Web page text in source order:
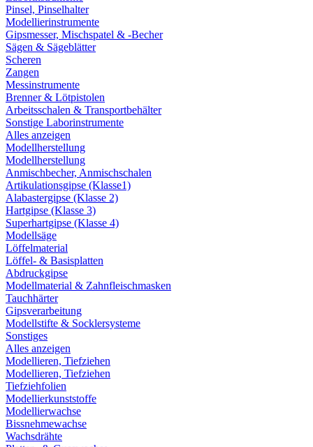
Pinsel, Pinselhalter
Modellierinstrumente
Gipsmesser, Mischspatel & -Becher
Sägen & Sägeblätter
Scheren
Zangen
Messinstrumente
Brenner & Lötpistolen
Arbeitsschalen & Transportbehälter
Sonstige Laborinstrumente
Alles anzeigen
Modellherstellung
Modellherstellung
Anmischbecher, Anmischschalen
Artikulationsgipse (Klasse1)
Alabastergipse (Klasse 2)
Hartgipse (Klasse 3)
Superhartgipse (Klasse 4)
Modellsäge
Löffelmaterial
Löffel- & Basisplatten
Abdruckgipse
Modellmaterial & Zahnfleischmasken
Tauchhärter
Gipsverarbeitung
Modellstifte & Socklersysteme
Sonstiges
Alles anzeigen
Modellieren, Tiefziehen
Modellieren, Tiefziehen
Tiefziehfolien
Modellierkunststoffe
Modellierwachse
Bissnehmewachse
Wachsdrähte